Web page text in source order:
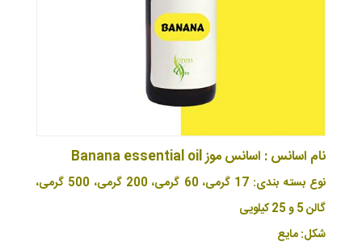
نام اسانس : اسانس موز Banana essential oil
نوع بسته بندی: 17 گرمی، 60 گرمی، 200 گرمی، 500 گرمی،
گالن 5 و 25 کیلویی
شکل: مایع